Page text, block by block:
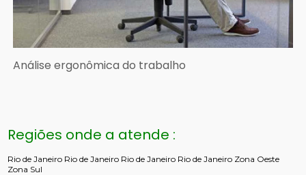
Análise ergonômica do trabalho
Regiões onde a atende :
Rio de Janeiro Rio de Janeiro Rio de Janeiro Rio de Janeiro Zona Oeste
Zona Sul